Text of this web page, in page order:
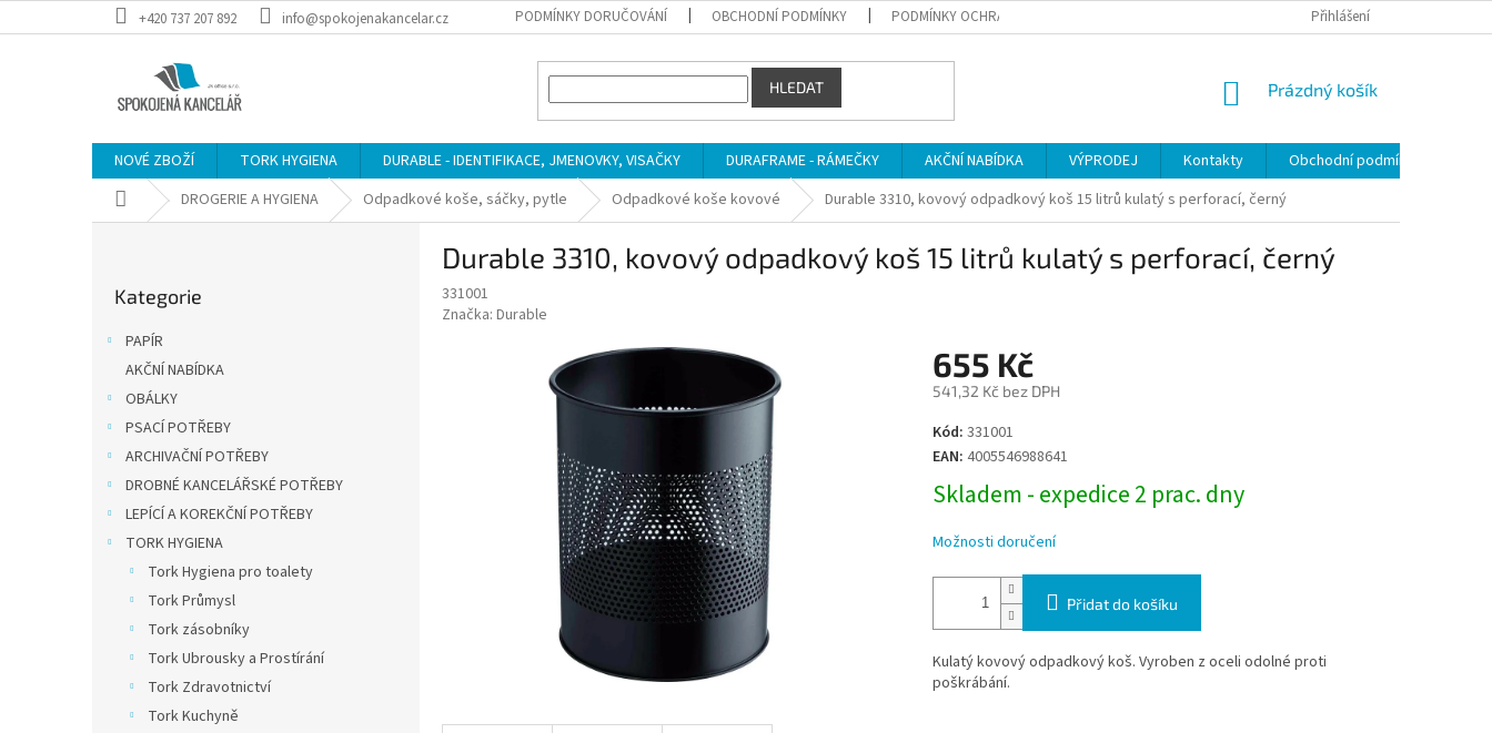
na
+420 737 207 892 info@spokojenakancelar.cz PODMÍNKY DORUČOVÁNÍ OBCHODNÍ PODMÍNKY PODMÍNKY OCHRANY OSOBNÍCH ÚDAJŮ Přihlášení
HLEDAT
NÁKUPNÍ
Prázdný košík
NOVÉ ZBOŽÍ TORK HYGIENA DURABLE - IDENTIFIKACE, JMENOVKY, VISAČKY DURAFRAME - RÁMEČKY AKČNÍ NABÍDKA VÝPRODEJ Kontakty
Obchodní podmínky
Domů DROGERIE A HYGIENA Odpadkové koše, sáčky, pytle Odpadkové koše kovové Durable 3310, kovový odpadkový koš 15 litrů kulatý s perforací, černý
kategorie
Kategorie
PAPÍR
AKČNÍ NABÍDKA
OBÁLKY
PSACÍ POTŘEBY
ARCHIVAČNÍ POTŘEBY
DROBNÉ KANCELÁŘSKÉ POTŘEBY
LEPÍCÍ A KOREKČNÍ POTŘEBY
TORK HYGIENA
Tork Hygiena pro toalety
Tork Průmysl
Tork zásobníky
Tork Ubrousky a Prostírání
Tork Zdravotnictví
Tork Kuchyně
Durable 3310, kovový odpadkový koš 15 litrů kulatý s perforací, černý
331001
Značka: Durable
655 Kč
541,32 Kč bez DPH
Měrná
cena:
Kód: 331001
EAN: 4005546988641
Skladem - expedice 2 prac. dny
Možnosti doručení
Přidat do košíku
Kulatý kovový odpadkový koš. Vyroben z oceli odolné proti
poškrábání.